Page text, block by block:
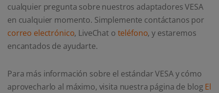
cualquier pregunta sobre nuestros adaptadores VESA
en cualquier momento. Simplemente contáctanos por
correo electrónico, LiveChat o teléfono, y estaremos
encantados de ayudarte.
Para más información sobre el estándar VESA y cómo
aprovecharlo al máximo, visita nuestra página de blog El